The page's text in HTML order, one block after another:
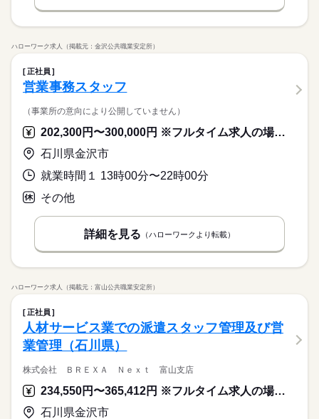
ハローワーク求人（掲載元：金沢公共職業安定所）
正社員
営業事務スタッフ
（事業所の意向により公開していません）
202,300円〜300,000円 ※フルタイム求人の場合は月額（換算額）、パート求人の場合は時間額を表示しています。
石川県金沢市
就業時間１ 13時00分〜22時00分
その他
詳細を見る （ハローワークより転載）
ハローワーク求人（掲載元：富山公共職業安定所）
正社員
人材サービス業での派遣スタッフ管理及び営
業管理（石川県）
株式会社 ＢＲＥＸＡ Ｎｅｘｔ 富山支店
234,550円〜365,412円 ※フルタイム求人の場合は月額（換算額）、パート求人の場合は時間額を表示しています。
石川県金沢市